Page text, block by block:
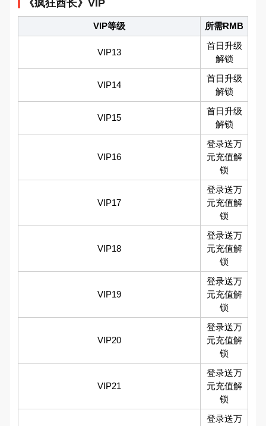
《疯狂酋长》VIP
VIP等级 所需RMB
VIP13
首日升级
解锁
VIP14
首日升级
解锁
VIP15
首日升级
解锁
VIP16
登录送万
元充值解
锁
VIP17
登录送万
元充值解
锁
VIP18
登录送万
元充值解
锁
VIP19
登录送万
元充值解
锁
VIP20
登录送万
元充值解
锁
VIP21
登录送万
元充值解
锁
登录送万